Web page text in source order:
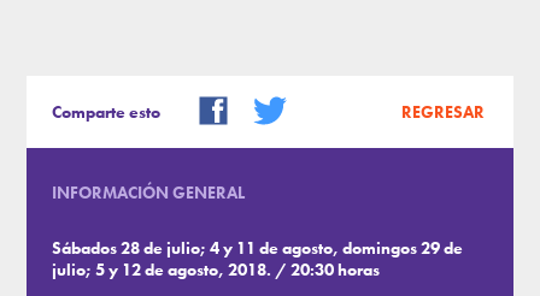
Comparte esto REGRESAR
INFORMACIÓN GENERAL
Sábados 28 de julio; 4 y 11 de agosto, domingos 29 de
julio; 5 y 12 de agosto, 2018. / 20:30 horas